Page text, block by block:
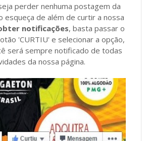
perder nenhuma postagem da
esqueça de além de curtir a nossa
notificações, basta passar o
'CURTIU' e selecionar a opção,
será sempre notificado de todas
da nossa página.